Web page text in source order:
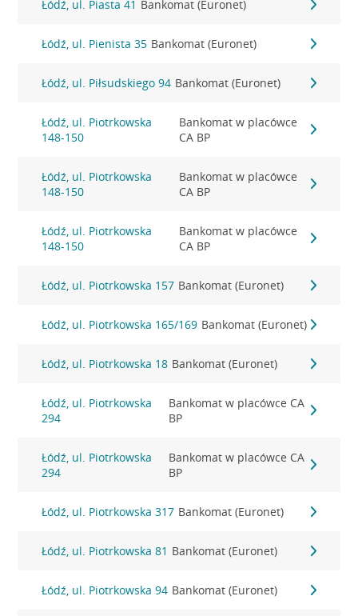
Łódź, ul. Piasta 41 Bankomat (Euronet)
Łódź, ul. Pienista 35 Bankomat (Euronet)
Łódź, ul. Piłsudskiego 94 Bankomat (Euronet)
Łódź, ul. Piotrkowska
148-150
Bankomat w placówce
CA BP
Łódź, ul. Piotrkowska
148-150
Bankomat w placówce
CA BP
Łódź, ul. Piotrkowska
148-150
Bankomat w placówce
CA BP
Łódź, ul. Piotrkowska 157 Bankomat (Euronet)
Łódź, ul. Piotrkowska 165/169 Bankomat (Euronet)
Łódź, ul. Piotrkowska 18 Bankomat (Euronet)
Łódź, ul. Piotrkowska
294
Bankomat w placówce CA
BP
Łódź, ul. Piotrkowska
294
Bankomat w placówce CA
BP
Łódź, ul. Piotrkowska 317 Bankomat (Euronet)
Łódź, ul. Piotrkowska 81 Bankomat (Euronet)
Łódź, ul. Piotrkowska 94 Bankomat (Euronet)